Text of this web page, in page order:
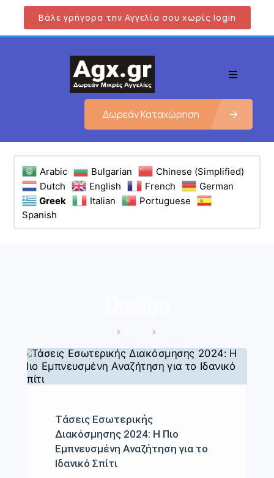
Βάλε γρήγορα την Αγγελία σου χωρίς login
Δωρεάν Καταχώρηση
Arabic Bulgarian
Chinese (Simplified)
Dutch
English French
German
Greek
Italian
Portuguese
Spanish
Τάσεις Εσωτερικής
Διακόσμησης 2024: Η Πιο
Εμπνευσμένη Αναζήτηση για το
Ιδανικό Σπίτι